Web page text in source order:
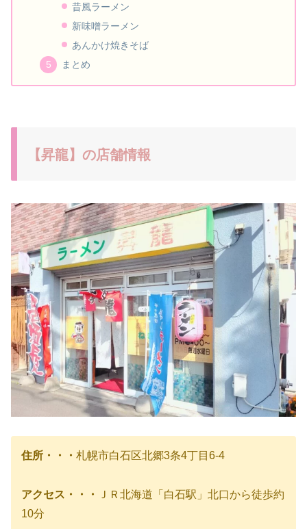
昔風ラーメン
新味噌ラーメン
あんかけ焼きそば
まとめ
【昇龍】の店舗情報
住所・・・ 札幌市白石区北郷3条4丁目6-4
アクセス・・・
ＪＲ北海道「白石駅」北口から徒歩約
10分